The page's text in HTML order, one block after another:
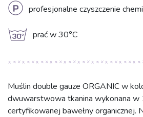
L profesjonalne czyszczenie
g prać w 30°C
Muślin double gauze ORGANIC w
dwuwarstwowa tkanina wykonana w
certyfikowanej bawełny organicznej.